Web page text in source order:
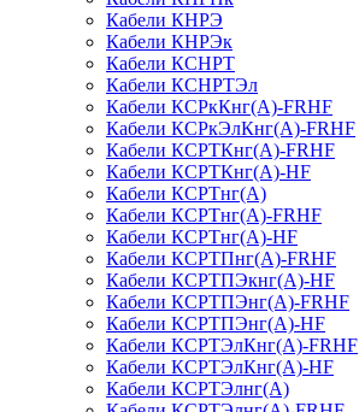
Кабели КНРЭ
Кабели КНРЭк
Кабели КСНРТ
Кабели КСНРТЭл
Кабели КСРкКнг(А)-FRHF
Кабели КСРкЭлКнг(А)-FRHF
Кабели КСРТКнг(А)-FRHF
Кабели КСРТКнг(А)-HF
Кабели КСРТнг(А)
Кабели КСРТнг(А)-FRHF
Кабели КСРТнг(А)-HF
Кабели КСРТПнг(А)-FRHF
Кабели КСРТПЭкнг(А)-HF
Кабели КСРТПЭнг(А)-FRHF
Кабели КСРТПЭнг(А)-HF
Кабели КСРТЭлКнг(А)-FRHF
Кабели КСРТЭлКнг(А)-HF
Кабели КСРТЭлнг(А)